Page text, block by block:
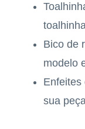
Bico de
modelo
Enfeites
sua